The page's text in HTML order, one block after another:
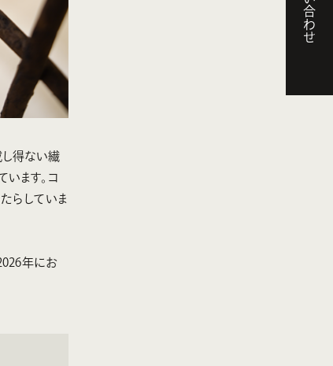
し得ない繊
ます。コ
らしていま
年にお